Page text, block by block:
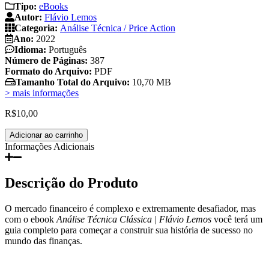
Tipo: eBooks
Autor: Flávio Lemos
Categoria: Análise Técnica / Price Action
Ano: 2022
Idioma: Português
Número de Páginas: 387
Formato do Arquivo: PDF
Tamanho Total do Arquivo: 10,70 MB
> mais informações
R$10,00
Análise
Técnica
Clássica
Flávio
Lemos
Adicionar ao carrinho
Informações Adicionais
Descrição do Produto
O mercado financeiro é complexo e extremamente desafiador, mas
com o ebook Análise Técnica Clássica | Flávio Lemos você terá um
guia completo para começar a construir sua história de sucesso no
mundo das finanças.